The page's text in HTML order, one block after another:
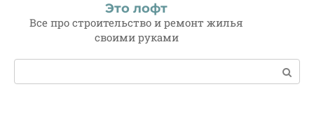
Это лофт
Все про строительство и ремонт жилья
своими руками
Поиск: